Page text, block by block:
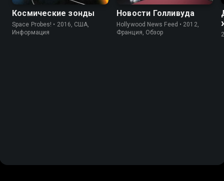
Космические зонды
Space Probes! • 2016, США,
Информация
Новости Голливуда
Hollywood News Feed • 2012,
Франция, Обзор